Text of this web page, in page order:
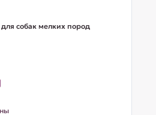
собак мелких пород